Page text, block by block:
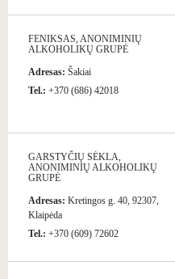
FENIKSAS, ANONIMINIŲ
ALKOHOLIKŲ GRUPĖ
Adresas: Šakiai
Tel.: +370 (686) 42018
GARSTYČIŲ SĖKLA,
ANONIMINIŲ ALKOHOLIKŲ
GRUPĖ
Adresas: Kretingos g. 40, 92307,
Klaipėda
Tel.: +370 (609) 72602